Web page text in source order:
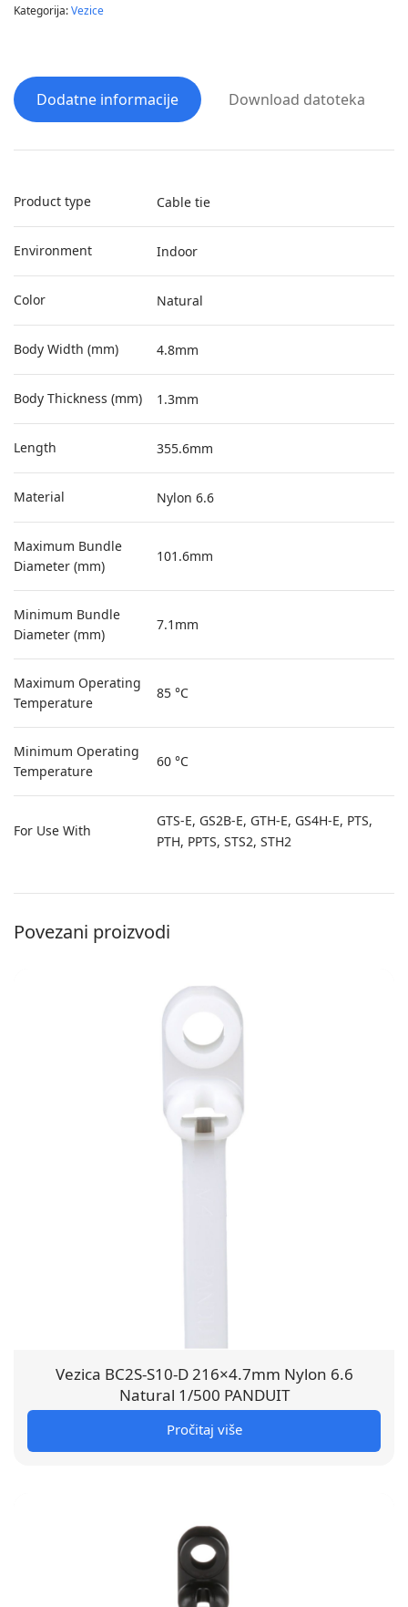
Kategorija:Vezice
Dodatne informacije Download datoteka
Product type Cable tie
Environment Indoor
Color Natural
Body Width (mm) 4.8mm
Body Thickness (mm) 1.3mm
Length 355.6mm
Material Nylon 6.6
Maximum Bundle
Diameter (mm)
101.6mm
Minimum Bundle
Diameter (mm)
7.1mm
Maximum Operating
Temperature
85 °C
Minimum Operating
Temperature
60 °C
For Use With
GTS-E, GS2B-E, GTH-E, GS4H-E, PTS,
PTH, PPTS, STS2, STH2
Povezani proizvodi
Vezica BC2S-S10-D 216×4.7mm Nylon 6.6
Natural 1/500 PANDUIT
Pročitaj više